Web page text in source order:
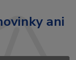
ani